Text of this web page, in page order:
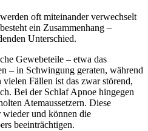
oft miteinander verwechselt
ein Zusammenhang –
Unterschied.
Gewebeteile – etwa das
– in Schwingung geraten, während
Fällen ist das zwar störend,
Bei der Schlaf Apnoe hingegen
Atemaussetzern. Diese
wieder und können die
beeinträchtigen.